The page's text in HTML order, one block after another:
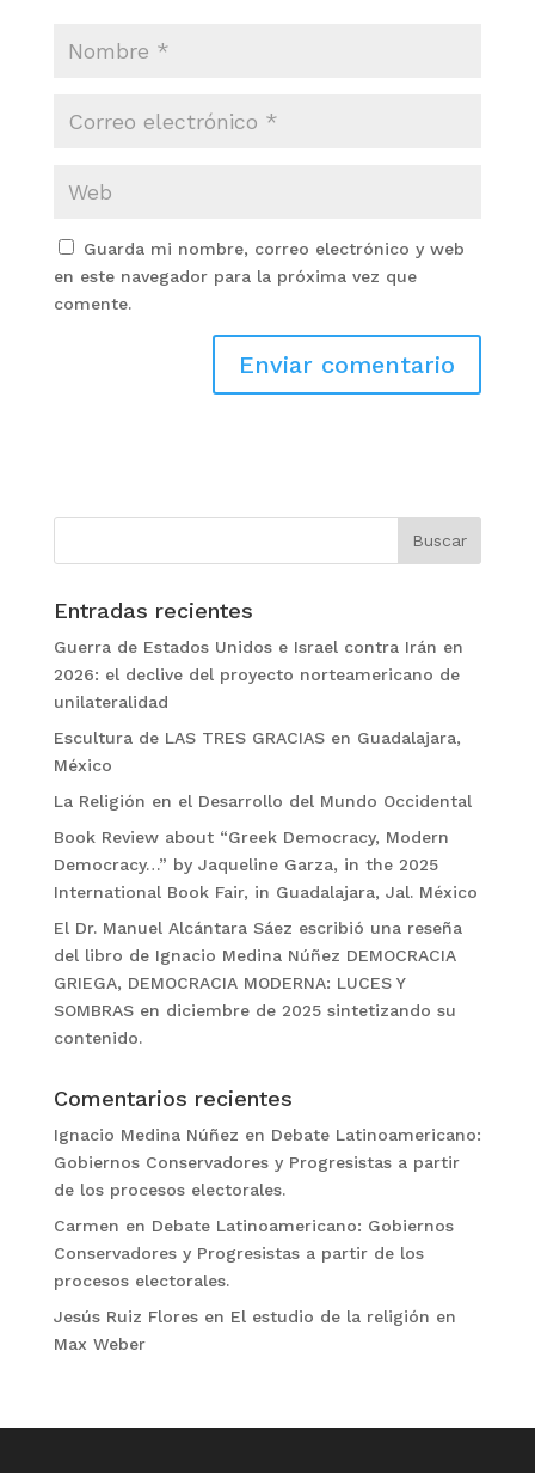
Guarda mi nombre, correo electrónico y web
en este navegador para la próxima vez que
comente.
Entradas recientes
Guerra de Estados Unidos e Israel contra Irán en
2026: el declive del proyecto norteamericano de
unilateralidad
Escultura de LAS TRES GRACIAS en Guadalajara,
México
La Religión en el Desarrollo del Mundo Occidental
Book Review about “Greek Democracy, Modern
Democracy…” by Jaqueline Garza, in the 2025
International Book Fair, in Guadalajara, Jal. México
El Dr. Manuel Alcántara Sáez escribió una reseña
del libro de Ignacio Medina Núñez DEMOCRACIA
GRIEGA, DEMOCRACIA MODERNA: LUCES Y
SOMBRAS en diciembre de 2025 sintetizando su
contenido.
Comentarios recientes
Ignacio Medina Núñez en Debate Latinoamericano:
Gobiernos Conservadores y Progresistas a partir
de los procesos electorales.
Carmen en Debate Latinoamericano: Gobiernos
Conservadores y Progresistas a partir de los
procesos electorales.
Jesús Ruiz Floresen El estudio de la religión en
Max Weber